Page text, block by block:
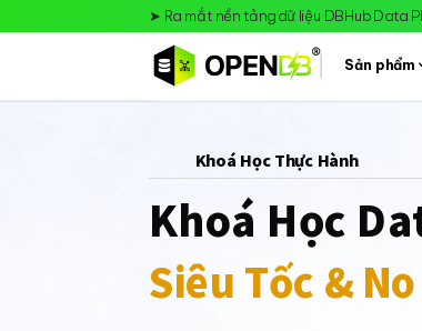
➤ Ra mắt nền tảng dữ liệu DBHub Data
Sản phẩm
Khoá Học Thực Hành
Khoá Học
Siêu Tốc &